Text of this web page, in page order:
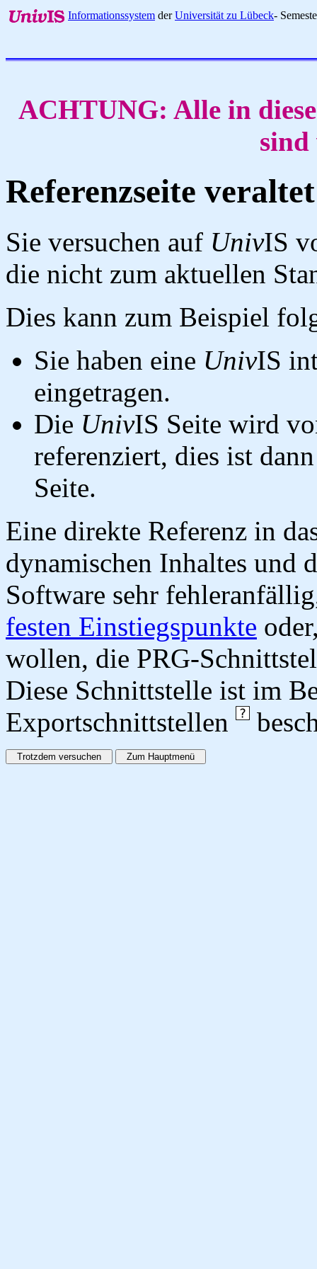
Informationssystem derUniversität zu Lübeck-
ACHTUNG: Alle in
Referenzseite veraltet
Sie versuchen auf UnivIS
die nicht zum aktuellen
Dies kann zum Beispiel
Sie haben eine UnivIS
eingetragen.
Die UnivIS Seite wird
referenziert, dies ist
Seite.
Eine direkte Referenz in
dynamischen Inhaltes und
Software sehr
festen Einstiegspunkte
wollen, die PRG-
Diese Schnittstelle ist im
Exportschnittstellen